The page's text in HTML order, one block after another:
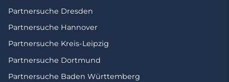
Partnersuche Dresden
Partnersuche Hannover
Partnersuche Kreis-Leipzig
Partnersuche Dortmund
Partnersuche Baden Württemberg